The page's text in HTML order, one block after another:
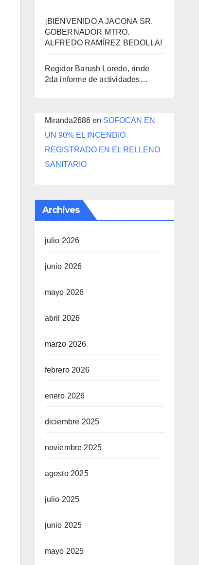
¡BIENVENIDO A JACONA SR.
GOBERNADOR MTRO.
ALFREDO RAMÍREZ BEDOLLA!
Regidor Barush Loredo, rinde
2da informe de actividades…
Miranda2686en SOFOCAN EN
UN 90% EL INCENDIO
REGISTRADO EN EL RELLENO
SANITARIO
Archives
julio 2026
junio 2026
mayo 2026
abril 2026
marzo 2026
febrero 2026
enero 2026
diciembre 2025
noviembre 2025
agosto 2025
julio 2025
junio 2025
mayo 2025